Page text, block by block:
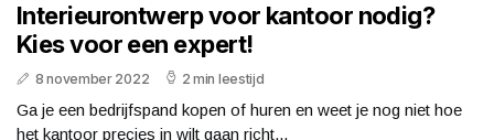
Interieurontwerp voor kantoor nodig?
Kies voor een expert!
8 november 2022 2 min leestijd
Ga je een bedrijfspand kopen of huren en weet je nog niet hoe
het kantoor precies in wilt gaan richt...